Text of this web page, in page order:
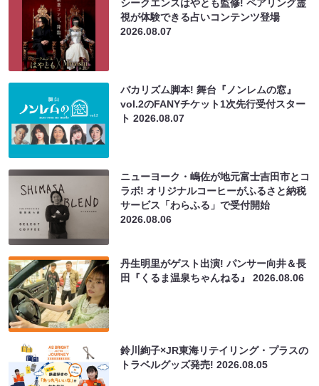
シークエンスはやとも監修! ペアリング霊
視が体験できる占いコンテンツ登場
2026.08.07
バカリズム脚本! 舞台『ノンレムの窓』
vol.2のFANYチケット1次先行受付スター
ト2026.08.07
ニューヨーク・嶋佐が地元富士吉田市とコ
ラボ! オリジナルコーヒーがふるさと納税
サービス「わらふる」で受付開始
2026.08.06
丹生明里がゲスト出演! パンサー向井＆長
田『くるま温泉ちゃんねる』2026.08.06
鈴川絢子×JR東海リテイリング・プラスの
トラベルグッズ発売!2026.08.05